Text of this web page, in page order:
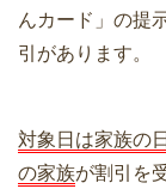
んカード」の提
引があります。
対象日は家族の
の家族が割引を